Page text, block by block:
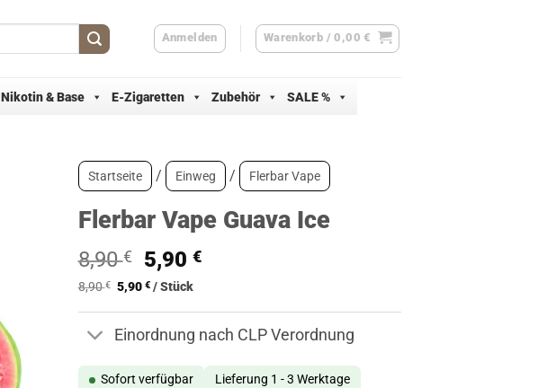
Anmelden Warenkorb /0,00€
Nikotin & Base E-Zigaretten Zubehör SALE %
Startseite / Einweg / Flerbar Vape
Flerbar Vape Guava Ice
8,90€
Ursprünglicher
Preis
8,90 €
5,90 €Aktueller
5,90 €.
8,90€ 5,90 €/Stück
Einordnung nach CLP Verordnung
Sofort verfügbar Lieferung 1 - 3 Werktage